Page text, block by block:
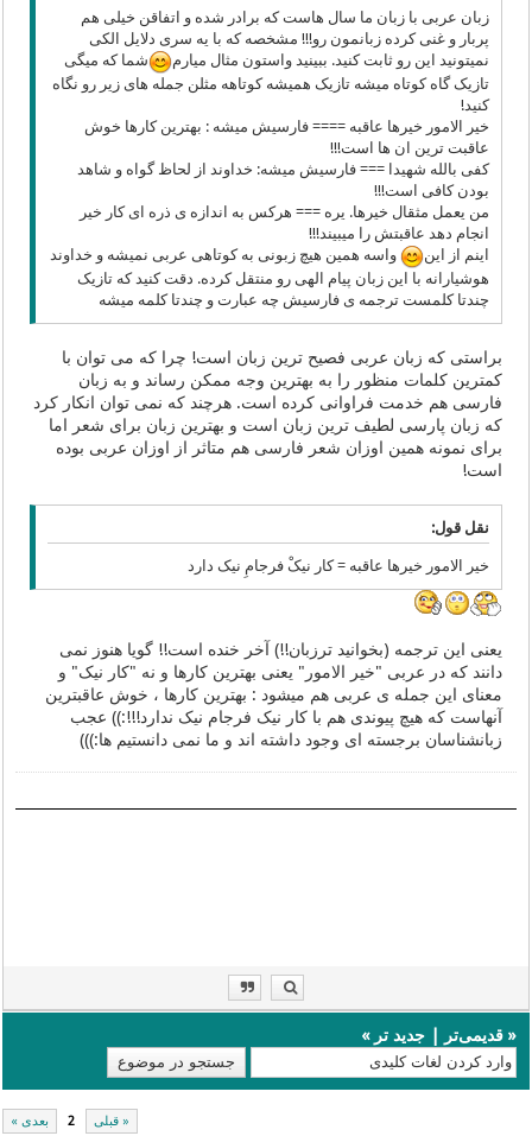
زبان عربی با زبان ما سال هاست که برادر شده و اتفاقن خیلی هم
پربار و غنی کرده زبانمون رو!!! مشخصه که با یه سری دلایل الکی
نمیتونید این رو ثابت کنید. ببینید واستون مثال میارم
شما که میگی
تازیک گاه کوتاه میشه تازیک همیشه کوتاهه مثلن جمله های زیر رو نگاه
کنید!
خیر الامور خیرها عاقبه ==== فارسیش میشه : بهترین کارها خوش
عاقبت ترین ان ها است!!!
کفی بالله شهیدا === فارسیش میشه: خداوند از لحاظ گواه و شاهد
بودن کافی است!!!
من یعمل مثقال خیرها. یره === هرکس به اندازه ی ذره ای کار خیر
انجام دهد عاقبتش را میبیند!!!
اینم از این
واسه همین هیچ زبونی به کوتاهی عربی نمیشه و خداوند
هوشیارانه با این زبان پیام الهی رو منتقل کرده. دقت کنید که تازیک
چندتا کلمست ترجمه ی فارسیش چه عبارت و چندتا کلمه میشه
براستی که زبان عربی فصیح ترین زبان است! چرا که می توان با
کمترین کلمات منظور را به بهترین وجه ممکن رساند و به زبان
فارسی هم خدمت فراوانی کرده است. هرچند که نمی توان انکار کرد
که زبان پارسی لطیف ترین زبان است و بهترین زبان برای شعر اما
برای نمونه همین اوزان شعر فارسی هم متاثر از اوزان عربی بوده
است!
نقل قول:
خیر الامور خیرها عاقبه = کار نیکْ فرجامِ نیک دارد
یعنی این ترجمه (بخوانید ترزبان!!) آخر خنده است!! گویا هنوز نمی
دانند که در عربی "خیر الامور" یعنی بهترین کارها و نه "کار نیک" و
معنای این جمله ی عربی هم میشود : بهترین کارها ، خوش عاقبترین
آنهاست که هیچ پیوندی هم با کار نیک فرجام نیک ندارد!!!:)) عجب
زبانشناسان برجسته ای وجود داشته اند و ما نمی دانستیم ها:)))
«قدیمی‌تر |جدید تر »
« قبلی 2 بعدی »